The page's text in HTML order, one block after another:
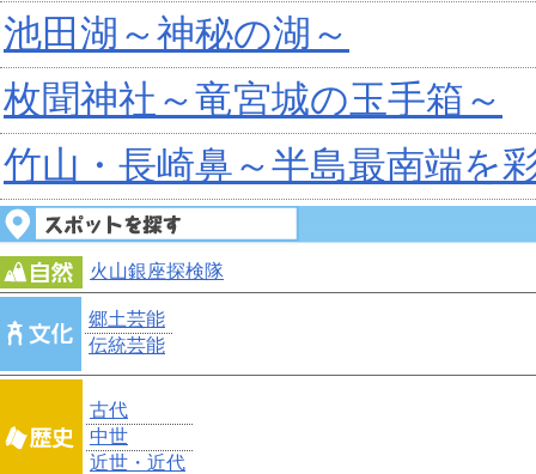
池田湖～神秘の湖～
枚聞神社～竜宮城の玉手箱～
竹山・長崎鼻～半島最南端を
火山銀座探検隊
郷土芸能
伝統芸能
古代
中世
近世・近代